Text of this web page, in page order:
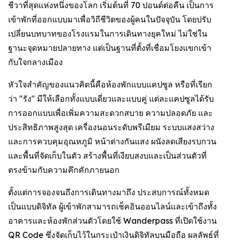
ชีวาที่สุดแห่งหนึ่งของโลก เริ่มต้นที่ 70 ปอนด์ต่อคืน เป็นการ
เข้าพักที่ออกแบบมาเพื่อวิถีชีวิตของผู้คนในปัจจุบัน โดยปรับ
เปลี่ยนบทบาทของโรงแรมในการเดินทางยุคใหม่ ไม่ใช่ใน
ฐานะจุดหมายปลายทาง แต่เป็นฐานที่ตั้งที่เชื่อมโยงแขกเข้า
กับใจกลางเมือง
หัวใจสำคัญของแนวคิดนี้คือห้องพักแบบแคปซูล หรือที่เรียก
ว่า "รัง" มีให้เลือกทั้งแบบเดี่ยวและแบบคู่ แต่ละแคปซูลได้รับ
การออกแบบเพื่อเพิ่มความสะดวกสบาย ความปลอดภัย และ
ประสิทธิภาพสูงสุด เครื่องนอนระดับพรีเมียม ระบบแสงสว่าง
และการควบคุมอุณหภูมิ หน้าต่างกันแสง ผนังลดเสียงรบกวน
และพื้นที่จัดเก็บในตัว สร้างพื้นที่เงียบสงบและเป็นส่วนตัวที่
ตรงข้ามกับความคึกคักภายนอก
ตั้งแต่การจองจนถึงการเดินทางมาถึง ประสบการณ์ทั้งหมด
เป็นแบบดิจิทัล ผู้เข้าพักสามารถเช็คอินออนไลน์และเข้าถึงทั้ง
อาคารและห้องพักส่วนตัวโดยใช้ Wanderpass ที่เปิดใช้งาน
QR Code ซึ่งจัดเก็บไว้ในกระเป๋าเงินดิจิทัลบนมือถือ ผลลัพธ์ที่